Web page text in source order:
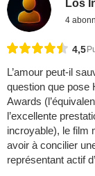
Los
4
4,5
L’amour peut-il
question que pose
Awards
l’excellente
incroyable), le film
avoir à concilier
représentant actif